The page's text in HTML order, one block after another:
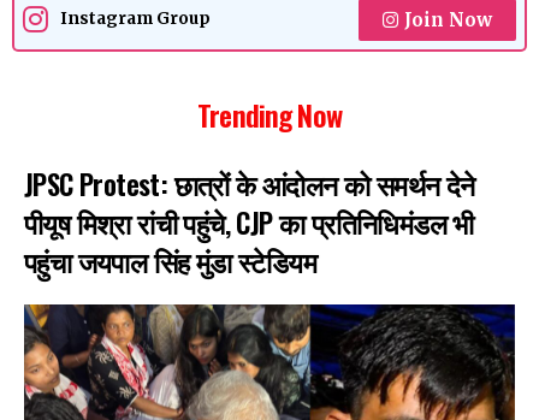
Instagram Group Join Now
Trending Now
JPSC Protest: छात्रों के आंदोलन को समर्थन देने
पीयूष मिश्रा रांची पहुंचे, CJP का प्रतिनिधिमंडल भी
पहुंचा जयपाल सिंह मुंडा स्टेडियम